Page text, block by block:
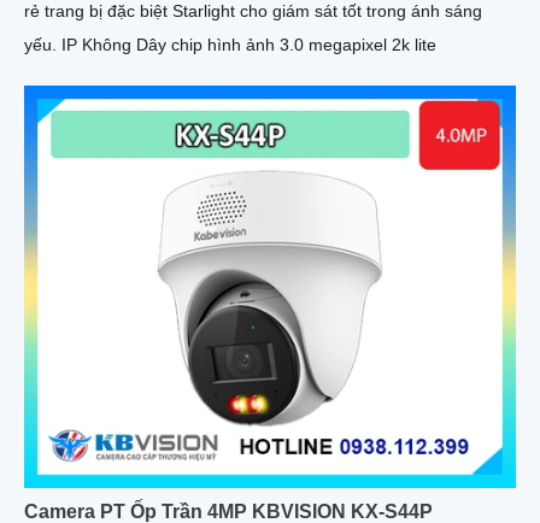
rẻ trang bị đặc biệt Starlight cho giám sát tốt trong ánh sáng
yếu. IP Không Dây chip hình ảnh 3.0 megapixel 2k lite
Camera PT Ốp Trần 4MP KBVISION KX-S44P